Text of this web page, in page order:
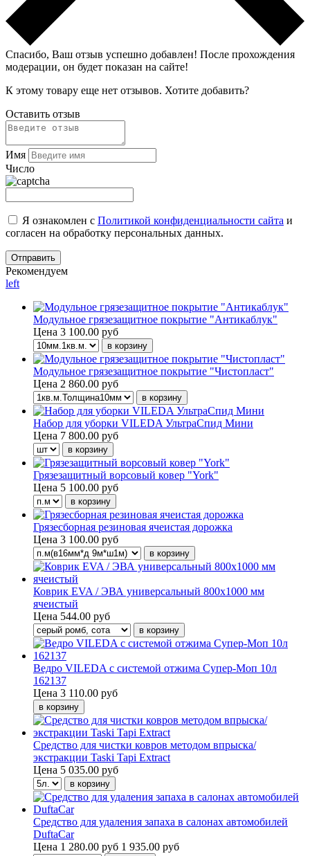
Спасибо, Ваш отзыв успешно добавлен! После прохождения
модерации, он будет показан на сайте!
К этому товару еще нет отзывов. Хотите добавить?
Оставить отзыв
Имя
Число
Я ознакомлен с Политикой конфиденциальности сайта и
согласен на обработку персональных данных.
Рекомендуем
left
Модульное грязезащитное покрытие "Антикаблук"
Цена 3 100.00 руб
Модульное грязезащитное покрытие "Чистопласт"
Цена 2 860.00 руб
Набор для уборки VILEDA УльтраСпид Мини
Цена 7 800.00 руб
Грязезащитный ворсовый ковер "York"
Цена 5 100.00 руб
Грязесборная резиновая ячеистая дорожка
Цена 3 100.00 руб
Коврик EVA / ЭВА универсальный 800х1000 мм
ячеистый
Цена 544.00 руб
Ведро VILEDA с системой отжима Супер-Моп 10л
162137
Цена 3 110.00 руб
Средство для чистки ковров методом впрыска/
экстракции Taski Tapi Extract
Цена 5 035.00 руб
Средство для удаления запаха в салонах автомобилей
DuftaCar
Цена 1 280.00 руб 1 935.00 руб